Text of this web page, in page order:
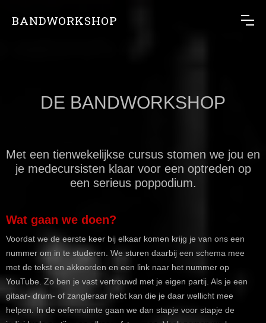
BANDWORKSHOP
DE BANDWORKSHOP
Met een tienwekelijkse cursus stomen we jou en
je medecursisten klaar voor een optreden op
een serieus poppodium.
Wat gaan we doen?
Voordat we de eerste keer bij elkaar komen krijg je van ons een
nummer om in te studeren. We sturen daarbij een schema mee
met de tekst en akkoorden en een link naar het nummer op
YouTube. Zo ben je vast vertrouwd met je eigen partij. Als je een
gitaar- drum- of zangleraar hebt kan die je daar wellicht mee
helpen. In de oefenruimte gaan we dan stapje voor stapje de